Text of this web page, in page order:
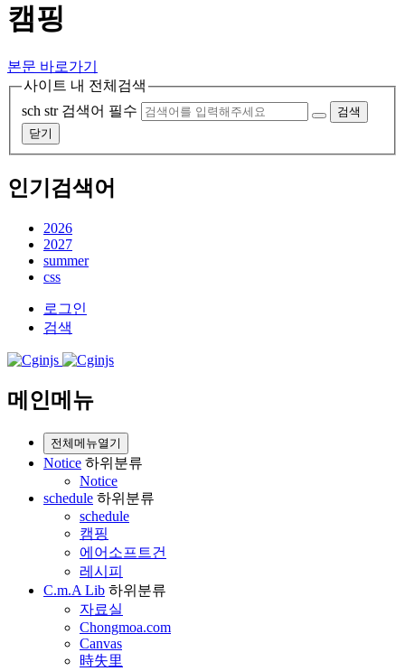
캠핑
본문 바로가기
사이트 내 전체검색
sch str 검색어 필수
검색
닫기
인기검색어
2026
2027
summer
css
로그인
검색
메인메뉴
전체메뉴열기
Notice 하위분류
Notice
schedule 하위분류
schedule
캠핑
에어소프트건
레시피
C.m.A Lib 하위분류
자료실
Chongmoa.com
Canvas
時失里